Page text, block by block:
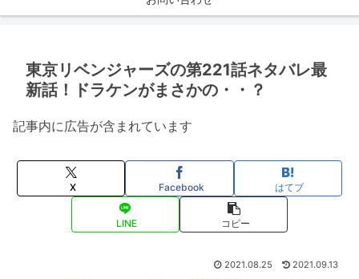
東京リベンジャーズの第221話ネタバレ最
新話！ドラケンがまさかの・・？
記事内に広告が含まれています
X Facebook はてブ
LINE コピー
2021.08.25 2021.09.13